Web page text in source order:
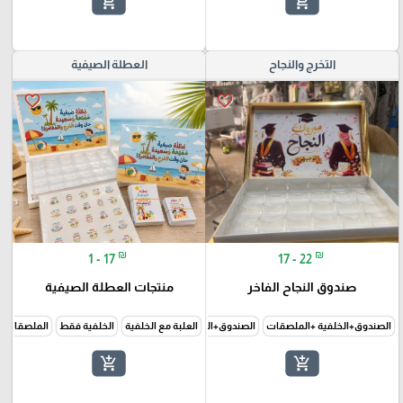
التخرج والنجاح
favorite_border
17 - 22 ₪
صندوق النجاح الفاخر
الصندوق+الخلفية +الملصقات الصندوق+الخلفية فقط
add_shopping_cart
العطلة الصيفية
favorite_border
1 - 17 ₪
منتجات العطلة الصيفية
العلبة مع الخلفية الخلفية فقط الملصقات
add_shopping_cart